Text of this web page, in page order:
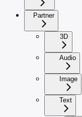
Partner
3D
Audio
Image
Text